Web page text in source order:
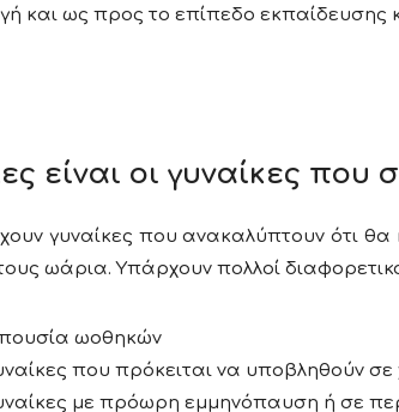
και ως προς το επίπεδο εκπαίδευσης
είναι οι γυναίκες
γυναίκες που ανακαλύπτουν ότι
ωάρια. Υπάρχουν πολλοί
ωοθηκών
που πρόκειται να υποβληθούν
με πρόωρη εμμηνόπαυση ή σε